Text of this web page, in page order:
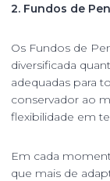
2. Fundos de
Os Fundos de
diversificada
adequadas para
conservador ao
flexibilidade em
Em cada
que mais de